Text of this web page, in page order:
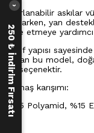
Ayarlanabilir askılar
sağlarken, yan
elde etmeye
Hafif yapısı
sunan bu model,
bir seçenektir.
Kumaş karışımı:
%85 Polyamid, %15
250 ₺ İndirim Fırsatı
›